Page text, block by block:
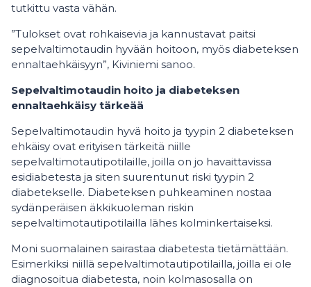
tutkittu vasta vähän.
”Tulokset ovat rohkaisevia ja kannustavat paitsi
sepelvaltimotaudin hyvään hoitoon, myös diabeteksen
ennaltaehkäisyyn”, Kiviniemi sanoo.
Sepelvaltimotaudin hoito ja diabeteksen
ennaltaehkäisy tärkeää
Sepelvaltimotaudin hyvä hoito ja tyypin 2 diabeteksen
ehkäisy ovat erityisen tärkeitä niille
sepelvaltimotautipotilaille, joilla on jo havaittavissa
esidiabetesta ja siten suurentunut riski tyypin 2
diabetekselle. Diabeteksen puhkeaminen nostaa
sydänperäisen äkkikuoleman riskin
sepelvaltimotautipotilailla lähes kolminkertaiseksi.
Moni suomalainen sairastaa diabetesta tietämättään.
Esimerkiksi niillä sepelvaltimotautipotilailla, joilla ei ole
diagnosoitua diabetesta, noin kolmasosalla on